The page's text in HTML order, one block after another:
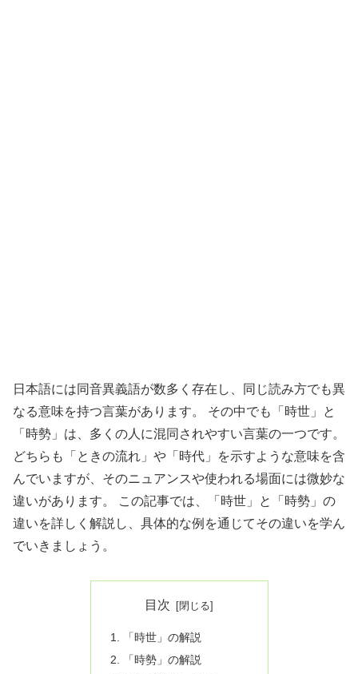
日本語には同音異義語が数多く存在し、同じ読み方でも異
なる意味を持つ言葉があります。 その中でも「時世」と
「時勢」は、多くの人に混同されやすい言葉の一つです。
どちらも「ときの流れ」や「時代」を示すような意味を含
んでいますが、そのニュアンスや使われる場面には微妙な
違いがあります。 この記事では、「時世」と「時勢」の
違いを詳しく解説し、具体的な例を通じてその違いを学ん
でいきましょう。
目次
「時世」の解説
「時勢」の解説